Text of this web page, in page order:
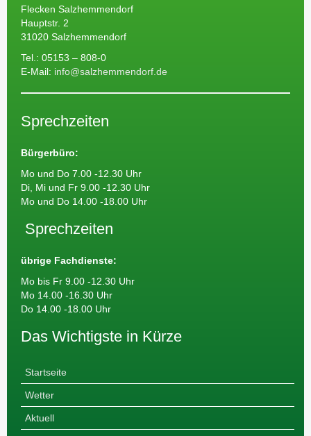
Flecken Salzhemmendorf
Hauptstr. 2
31020 Salzhemmendorf
Tel.: 05153 – 808-0
E-Mail: info@salzhemmendorf.de
Sprechzeiten
Bürgerbüro:
Mo und Do 7.00 -12.30 Uhr
Di, Mi und Fr 9.00 -12.30 Uhr
Mo und Do 14.00 -18.00 Uhr
Sprechzeiten
übrige Fachdienste:
Mo bis Fr 9.00 -12.30 Uhr
Mo 14.00 -16.30 Uhr
Do 14.00 -18.00 Uhr
Das Wichtigste in Kürze
Startseite
Wetter
Aktuell